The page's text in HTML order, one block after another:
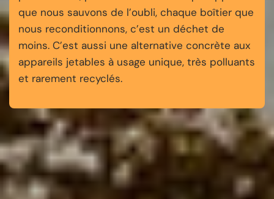
que nous sauvons de l’oubli, chaque boîtier que
nous reconditionnons, c’est un déchet de
moins. C’est aussi une alternative concrète aux
appareils jetables à usage unique, très polluants
et rarement recyclés.